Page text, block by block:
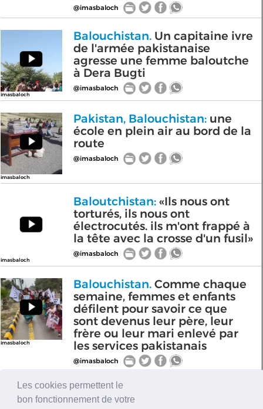
@imasbaloch
imasbaloch
Balouchistan.Un capitaine ivre
de l'armée pakistanaise
agresse une femme baloutche
à Dera Bugti
@imasbaloch
imasbaloch
Pakistan, Balouchistan:une
école en plein air au bord de la
route
@imasbaloch
imasbaloch
Baloutchistan:«Ils nous ont
torturés, ils nous ont
électrocutés. ils m'ont frappé à
la tête avec la crosse d'un fusil»
@imasbaloch
imasbaloch
Balouchistan.Comme chaque
semaine, femmes et enfants
défilent pour savoir ce que
sont devenus leur père, leur
frère ou leur mari enlevé par
les services pakistanais
@imasbaloch
Ces femmes et enfants
baloutches sont à Karachi pour
Les cookies permettent le
bon fonctionnement de votre